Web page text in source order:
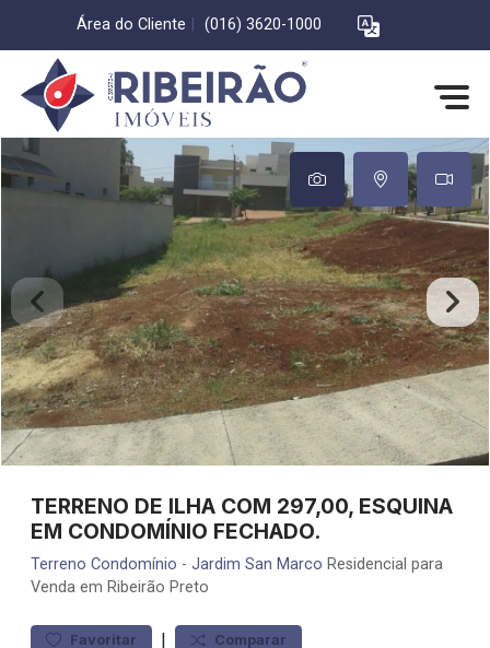
Área do Cliente (016) 3620-1000
TERRENO DE ILHA COM 297,00, ESQUINA
EM CONDOMÍNIO FECHADO.
Terreno Condomínio - Jardim San Marco Residencial para
Venda em Ribeirão Preto
Favoritar | Comparar